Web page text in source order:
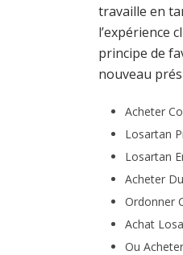
travaille en
l’expérience
principe de
nouveau
Acheter
Losartan
Losartan
Acheter
Ordonner
Achat
Ou